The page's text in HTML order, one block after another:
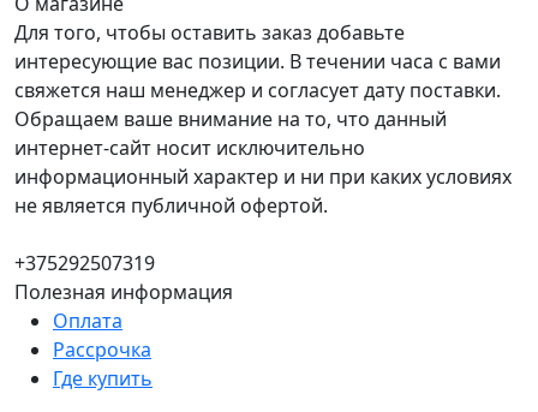
Для того, чтобы оставить заказ добавьте
интересующие вас позиции. В течении часа с вами
свяжется наш менеджер и согласует дату поставки.
Обращаем ваше внимание на то, что данный
интернет-сайт носит исключительно
информационный характер и ни при каких условиях
не является публичной офертой.
+375292507319
Полезная информация
Оплата
Рассрочка
Где купить